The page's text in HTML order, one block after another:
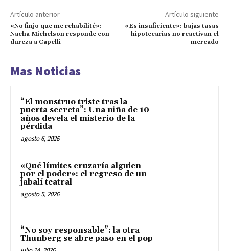
Artículo anterior
«No finjo que me rehabilité»:
Nacha Michelson responde con
dureza a Capelli
Artículo siguiente
«Es insuficiente»: bajas tasas
hipotecarias no reactivan el
mercado
Mas Noticias
“El monstruo triste tras la
puerta secreta”: Una niña de 10
años devela el misterio de la
pérdida
agosto 6, 2026
«Qué límites cruzaría alguien
por el poder»: el regreso de un
jabalí teatral
agosto 5, 2026
“No soy responsable”: la otra
Thunberg se abre paso en el pop